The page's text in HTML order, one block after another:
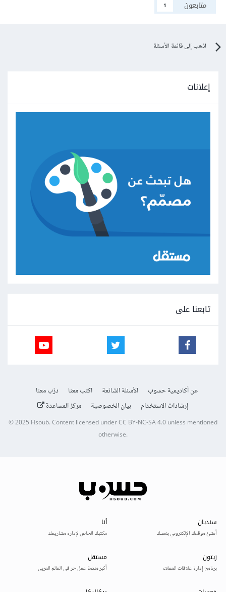
متابعون
1
اذهب إلى قائمة الأسئلة
إعلانات
تابعنا على
عن أكاديمية حسوب الأسئلة الشائعة اكتب معنا
درّب معنا
إرشادات الاستخدام
بيان الخصوصية مركز المساعدة
© 2025Hsoub.Content licensed underCC BY-NC-SA 4.0unless mentioned
otherwise.